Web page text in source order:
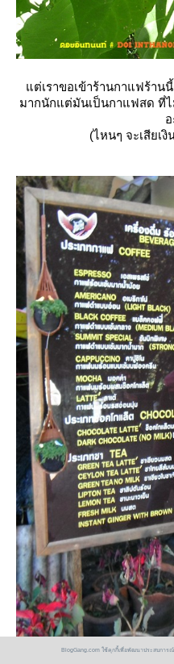
ต่เราขอเข้าร้านกาแฟร้านนี้
มากนักแต่มันเป็นกาแฟสด ที่
(ไหนๆ จะเสียเ
BlogGang.com ใช้คุกกี้เพื่อพัฒนาประสบการ